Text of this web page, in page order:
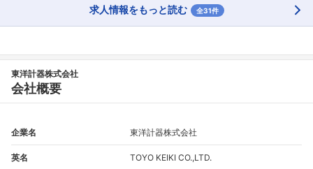
求人情報をもっと読む 全31件
東洋計器株式会社
会社概要
企業名 東洋計器株式会社
英名 TOYO KEIKI CO.,LTD.